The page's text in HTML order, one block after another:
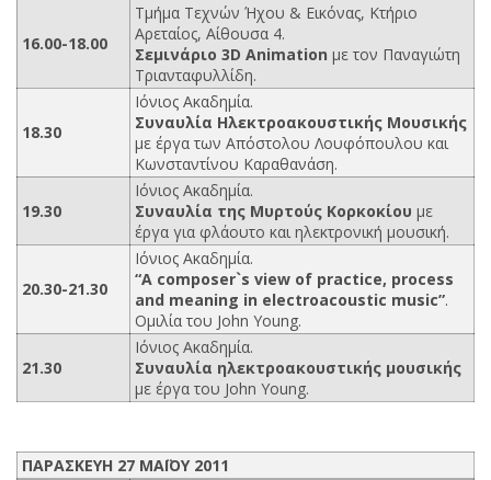
16.00-18.00
Τμήμα Τεχνών Ήχου & Εικόνας, Κτήριο
Αρεταίος, Αίθουσα 4.
Σεμινάριο 3D Animation με τον Παναγιώτη
Τριανταφυλλίδη.
18.30
Ιόνιος Ακαδημία.
Συναυλία Ηλεκτροακουστικής Μουσικής
με έργα των Απόστολου Λουφόπουλου και
Κωνσταντίνου Καραθανάση.
19.30
Ιόνιος Ακαδημία.
Συναυλία της Μυρτούς Κορκοκίου με
έργα για φλάουτο και ηλεκτρονική μουσική.
20.30-21.30
Ιόνιος Ακαδημία.
“A composer`s view of practice, process
and meaning in electroacoustic music”.
Ομιλία του John Young.
21.30
Ιόνιος Ακαδημία.
Συναυλία ηλεκτροακουστικής μουσικής
με έργα του John Young.
ΠΑΡΑΣΚΕΥΗ 27 ΜΑΪΟΥ 2011